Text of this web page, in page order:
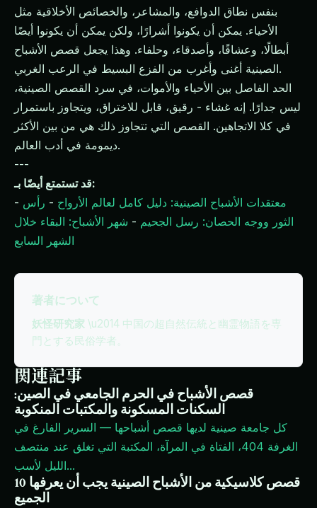
بنفس نطاق الدوافع، والمشاعر، والخصائص الأخلاقية مثل
الأحياء. يمكن أن يكونوا أشرارًا، ولكن يمكن أن يكونوا أيضًا
أبطالًا، وعشاقًا، وأصدقاء، وحلفاء. وهذا يجعل قصص الأشباح
الصينية أغنى وأغرب من الفزع البسيط في الرعب الغربي.
الحد الفاصل بين الأحياء والأموات، في سرد القصص الصينية،
ليس جدارًا. إنه غشاء - رقيق، قابل للاختراق، ويتجاوز باستمرار
في كلا الاتجاهين. القصص التي تتجاوز ذلك هي من بين الأكثر
ديمومة في أدب العالم.
---
قد تستمتع أيضًا بـ:
-
معتقدات الأشباح الصينية: دليل كامل لعالم الأرواح - رأس
الثور ووجه الحصان: رسل الجحيم - شهر الأشباح: البقاء خلال
الشهر السابع
著者について
妖怪研究家 \u2014 中国の超自然伝統と幽霊物語を専
門とする民俗学者。
関連記事
قصص الأشباح في الحرم الجامعي في الصين:
السكنات المسكونة والمكتبات المنكوبة
كل جامعة صينية لديها قصص أشباحها — السرير الفارغ في
الغرفة 404، الفتاة في المرآة، المكتبة التي تغلق عند منتصف
الليل لأسب...
10 قصص كلاسيكية من الأشباح الصينية يجب أن يعرفها
الجميع